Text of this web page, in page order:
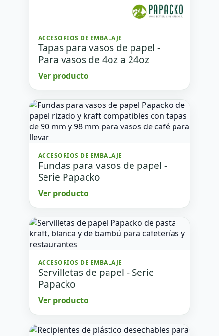
ACCESORIOS DE EMBALAJE
Tapas para vasos de papel -
Para vasos de 4oz a 24oz
Ver producto
ACCESORIOS DE EMBALAJE
Fundas para vasos de papel -
Serie Papacko
Ver producto
ACCESORIOS DE EMBALAJE
Servilletas de papel - Serie
Papacko
Ver producto